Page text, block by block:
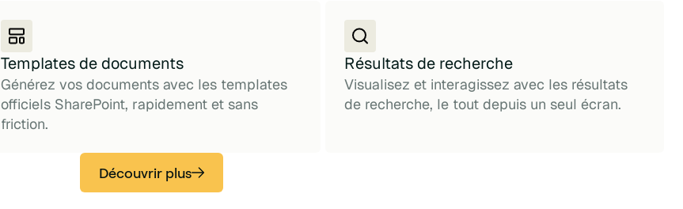
Templates de documents
Générez vos documents avec les templates
officiels SharePoint, rapidement et sans
friction.
Résultats de recherche
Visualisez et interagissez avec les résultats
de recherche, le tout depuis un seul écran.
Découvrir plus